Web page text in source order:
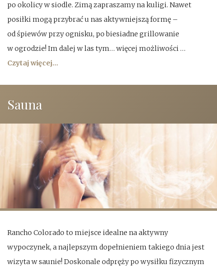
po okolicy w siodle. Zimą zapraszamy na kuligi. Nawet
posiłki mogą przybrać u nas aktywniejszą formę –
od śpiewów przy ognisku, po biesiadne grillowanie
w ogrodzie! Im dalej w las tym… więcej możliwości …
Czytaj więcej...
Sauna
Rancho Colorado to miejsce idealne na aktywny
wypoczynek, a najlepszym dopełnieniem takiego dnia jest
wizyta w saunie! Doskonale odpręży po wysiłku fizycznym